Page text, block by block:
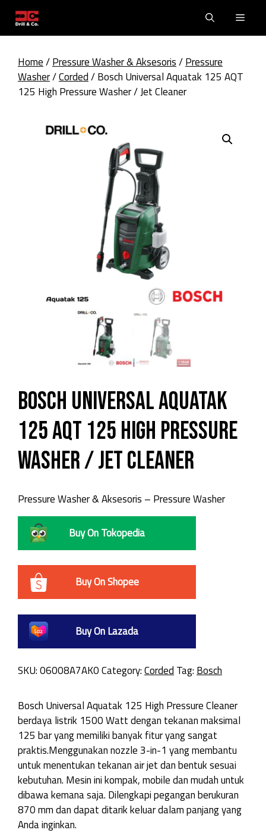
content
Home/Pressure Washer & Aksesoris/Pressure
Washer/Corded/ Bosch Universal Aquatak 125 AQT
125 High Pressure Washer / Jet Cleaner
Bosch Universal Aquatak
125 AQT 125 High Pressure
Washer / Jet Cleaner
Pressure Washer & Aksesoris – Pressure Washer
Buy On Tokopedia
Buy On Shopee
Buy On Lazada
SKU:06008A7AK0Category:Corded Tag: Bosch
Bosch Universal Aquatak 125 High Pressure Cleaner
berdaya listrik 1500 Watt dengan tekanan maksimal
125 bar yang memiliki banyak fitur yang sangat
praktis.Menggunakan nozzle 3-in-1 yang membantu
untuk menentukan tekanan air jet dan bentuk sesuai
kebutuhan. Mesin ini kompak, mobile dan mudah untuk
dibawa kemana saja. Dilengkapi pegangan berukuran
870 mm dan dapat ditarik keluar dalam panjang yang
Anda inginkan.